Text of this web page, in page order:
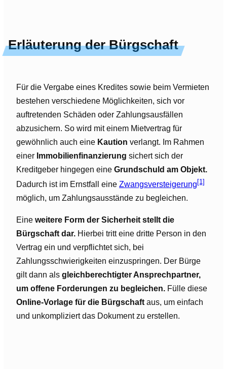
Erläuterung der Bürgschaft
Für die Vergabe eines Kredites sowie beim Vermieten
bestehen verschiedene Möglichkeiten, sich vor
auftretenden Schäden oder Zahlungsausfällen
abzusichern. So wird mit einem Mietvertrag für
gewöhnlich auch eine Kaution verlangt. Im Rahmen
einer Immobilienfinanzierung sichert sich der
Kreditgeber hingegen eine Grundschuld am Objekt.
Dadurch ist im Ernstfall eine Zwangsversteigerung [1]
möglich, um Zahlungsausstände zu begleichen.
Eine weitere Form der Sicherheit stellt die
Bürgschaft dar. Hierbei tritt eine dritte Person in den
Vertrag ein und verpflichtet sich, bei
Zahlungsschwierigkeiten einzuspringen. Der Bürge
gilt dann als gleichberechtigter Ansprechpartner,
um offene Forderungen zu begleichen. Fülle diese
Online-Vorlage für die Bürgschaftaus, um einfach
und unkompliziert das Dokument zu erstellen.